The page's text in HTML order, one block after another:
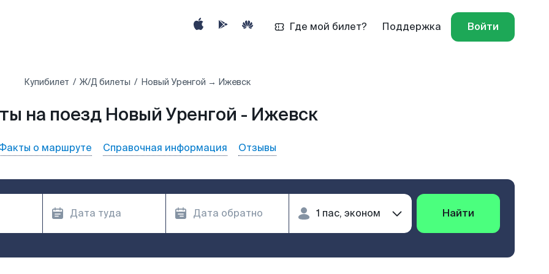
Где мой билет? Поддержка Войти
Купибилет Ж/Д билеты Новый Уренгой → Ижевск
на поезд Новый Уренгой - Ижевск
о маршруте Справочная информация Отзывы
Найти